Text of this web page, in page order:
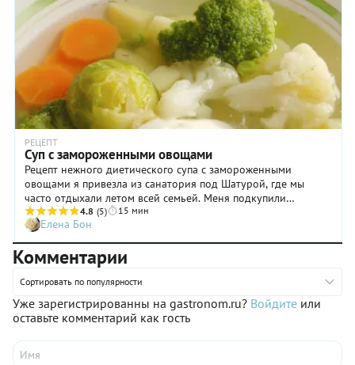
РЕЦЕПТ
Суп с замороженными овощами
Рецепт нежного диетического супа с замороженными
овощами я привезла из санатория под Шатурой, где мы
часто отдыхали летом всей семьей. Меня подкупили
простота его приготовления и чистота вкуса. Я часто готовлю
этот суп ранней весной, когда, устав от сытных зимних блюд,
хочется чего-то легкого. В этом случае замороженные
овощи, сохранившие витамины теплого лета, просто
незаменимы, хотя можно приготовить его и из свежих
(только время приготовления скорректировать). Такой суп
особенно хорош со сметаной, но употреблять ли ее в пост
— решать вам.
4.8 (5) 15 мин
Елена Бон
Комментарии
Сортировать по популярности
Уже зарегистрированны на gastronom.ru? Войдите или
оставьте комментарий как гость